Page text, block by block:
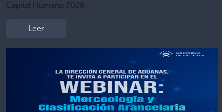
Capital Humano 2026
Leer